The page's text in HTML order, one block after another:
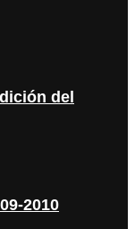
del
2010